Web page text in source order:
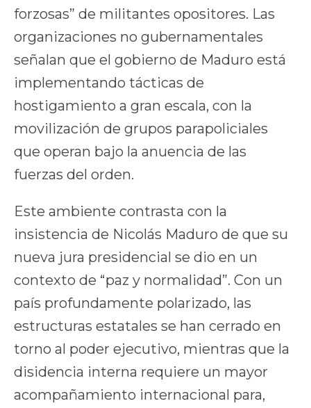
forzosas” de militantes opositores. Las
organizaciones no gubernamentales
señalan que el gobierno de Maduro está
implementando tácticas de
hostigamiento a gran escala, con la
movilización de grupos parapoliciales
que operan bajo la anuencia de las
fuerzas del orden.
Este ambiente contrasta con la
insistencia de Nicolás Maduro de que su
nueva jura presidencial se dio en un
contexto de “paz y normalidad”. Con un
país profundamente polarizado, las
estructuras estatales se han cerrado en
torno al poder ejecutivo, mientras que la
disidencia interna requiere un mayor
acompañamiento internacional para,